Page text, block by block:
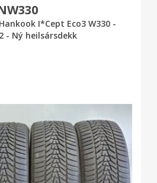
I*Cept Eco3 W330 -
- Ný heilsársdekk